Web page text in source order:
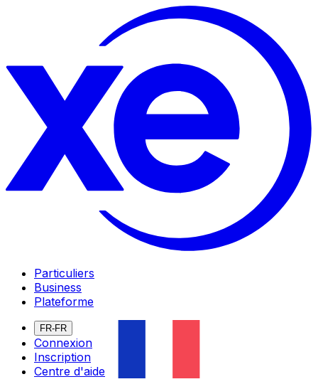
Particuliers
Business
Plateforme
FR-FR
Connexion
Inscription
Centre d'aide